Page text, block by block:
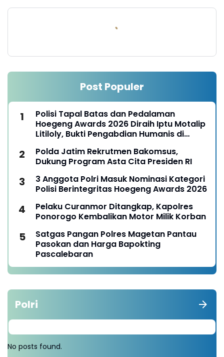
Post Populer
Polisi Tapal Batas dan Pedalaman
Hoegeng Awards 2026 Diraih Iptu Motalip
Litiloly, Bukti Pengabdian Humanis di
Polda Jatim Rekrutmen Bakomsus,
Dukung Program Asta Cita Presiden RI
3 Anggota Polri Masuk Nominasi Kategori
Polisi Berintegritas Hoegeng Awards 2026
Pelaku Curanmor Ditangkap, Kapolres
Ponorogo Kembalikan Motor Milik Korban
Satgas Pangan Polres Magetan Pantau
Pasokan dan Harga Bapokting
Pascalebaran
Polri
No posts found.